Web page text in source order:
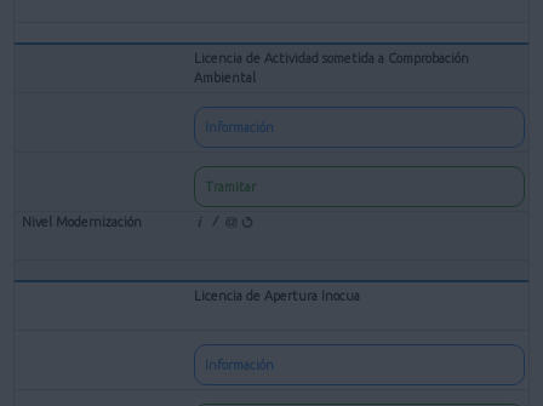
Licencia de Actividad sometida a Comprobación
Ambiental
Información
Tramitar
Licencia de Apertura Inocua
Información